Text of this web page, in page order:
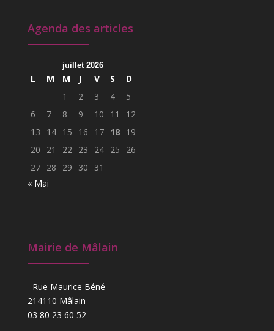
Agenda des articles
juillet 2026
L M M J V S
D
1
2 3 4
5
6
7 8 9 10 11
12
13
14 15 16 17 18 19
20
21 22 23 24 25
26
27 28 29 30
31
« Mai
Mairie de Mâlain
Rue Maurice Béné
214110 Mâlain
03 80 23 60 52